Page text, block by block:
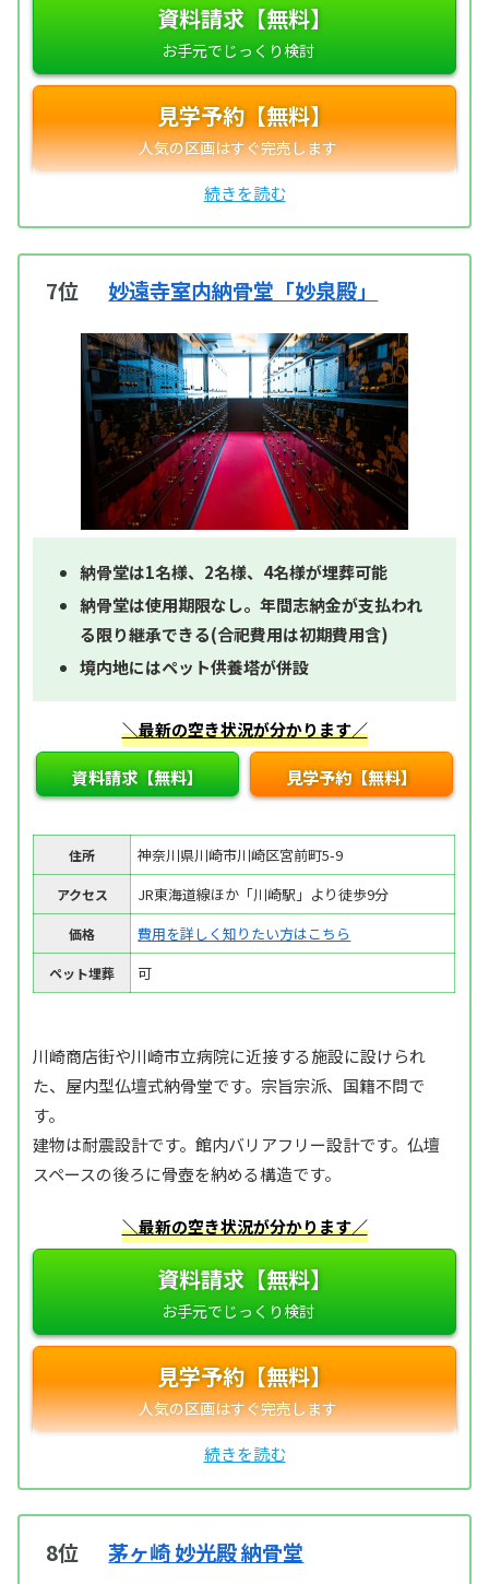
資料請求【無料】
見学予約【無料】
7位 妙遠寺室内納骨堂「妙泉殿」
納骨堂は1名様、2名様、4名様が埋葬可能
納骨堂は使用期限なし。年間志納金が支払われ
る限り継承できる(合祀費用は初期費用含)
境内地にはペット供養塔が併設
＼最新の空き状況が分かります／
資料請求【無料】 見学予約【無料】
住所 神奈川県川崎市川崎区宮前町5-9
アクセス JR東海道線ほか「川崎駅」より徒歩9分
価格 費用を詳しく知りたい方はこちら
ペット埋葬 可
川崎商店街や川崎市立病院に近接する施設に設けられ
た、屋内型仏壇式納骨堂です。宗旨宗派、国籍不問で
す。
建物は耐震設計です。館内バリアフリー設計です。仏壇
スペースの後ろに骨壺を納める構造です。
＼最新の空き状況が分かります／
資料請求【無料】
見学予約【無料】
8位 茅ヶ崎 妙光殿 納骨堂